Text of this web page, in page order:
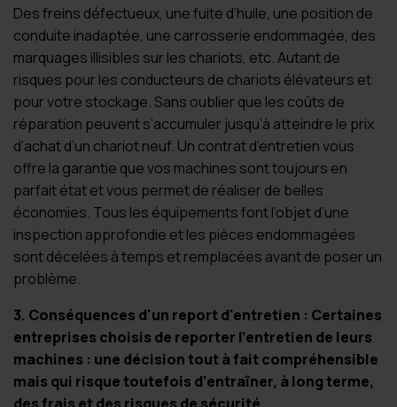
Des freins défectueux, une fuite d’huile, une position de
conduite inadaptée, une carrosserie endommagée, des
marquages illisibles sur les chariots, etc. Autant de
risques pour les conducteurs de chariots élévateurs et
pour votre stockage. Sans oublier que les coûts de
réparation peuvent s’accumuler jusqu’à atteindre le prix
d’achat d’un chariot neuf. Un contrat d’entretien vous
offre la garantie que vos machines sont toujours en
parfait état et vous permet de réaliser de belles
économies. Tous les équipements font l’objet d’une
inspection approfondie et les pièces endommagées
sont décelées à temps et remplacées avant de poser un
problème.
3. Conséquences d'un report d'entretien : Certaines
entreprises choisis de reporter l’entretien de leurs
machines : une décision tout à fait compréhensible
mais qui risque toutefois d’entraîner, à long terme,